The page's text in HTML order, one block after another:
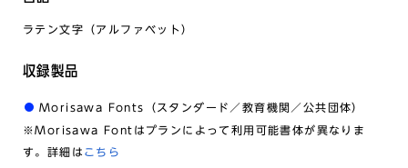
ラテン文字（アルファベット）
収録製品
Morisawa Fonts（スタンダード／教育機関／公共団体）
※Morisawa Fontはプランによって利用可能書体が異なりま
す。詳細は こちら